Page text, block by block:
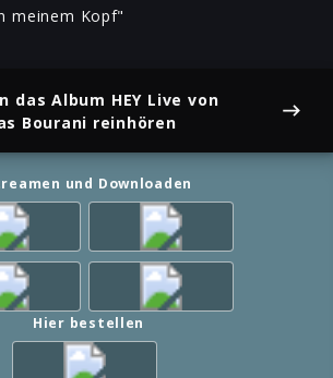
meinem Kopf"
das Album HEY Live von
Bourani reinhören
und Downloaden
Hier bestellen